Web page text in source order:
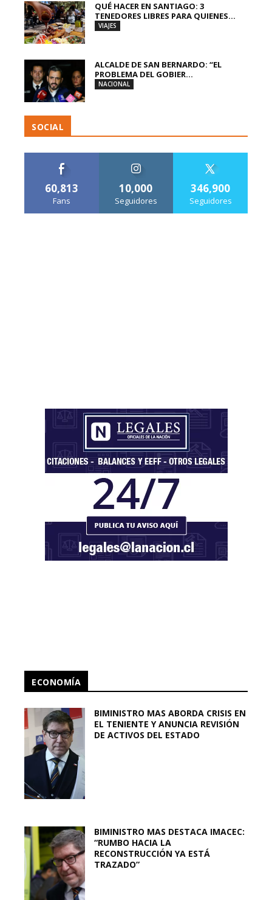
QUÉ HACER EN SANTIAGO: 3
TENEDORES LIBRES PARA QUIENES...
VIAJES
ALCALDE DE SAN BERNARDO: “EL
PROBLEMA DEL GOBIER...
NACIONAL
SOCIAL
60,813
Fans
10,000
Seguidores
346,900
Seguidores
ECONOMÍA
BIMINISTRO MAS ABORDA CRISIS EN
EL TENIENTE Y ANUNCIA REVISIÓN
DE ACTIVOS DEL ESTADO
BIMINISTRO MAS DESTACA IMACEC:
“RUMBO HACIA LA
RECONSTRUCCIÓN YA ESTÁ
TRAZADO”